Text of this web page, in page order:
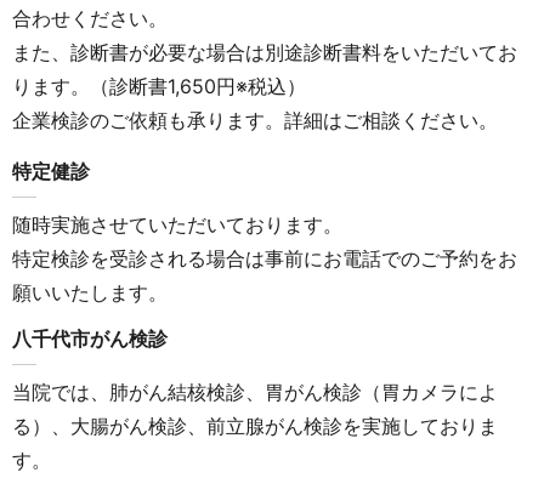
合わせください。
また、診断書が必要な場合は別途診断書料をいただいてお
ります。（診断書1,650円※税込）
企業検診のご依頼も承ります。詳細はご相談ください。
特定健診
随時実施させていただいております。
特定検診を受診される場合は事前にお電話でのご予約をお
願いいたします。
八千代市がん検診
当院では、肺がん結核検診、胃がん検診（胃カメラによ
る）、大腸がん検診、前立腺がん検診を実施しておりま
す。